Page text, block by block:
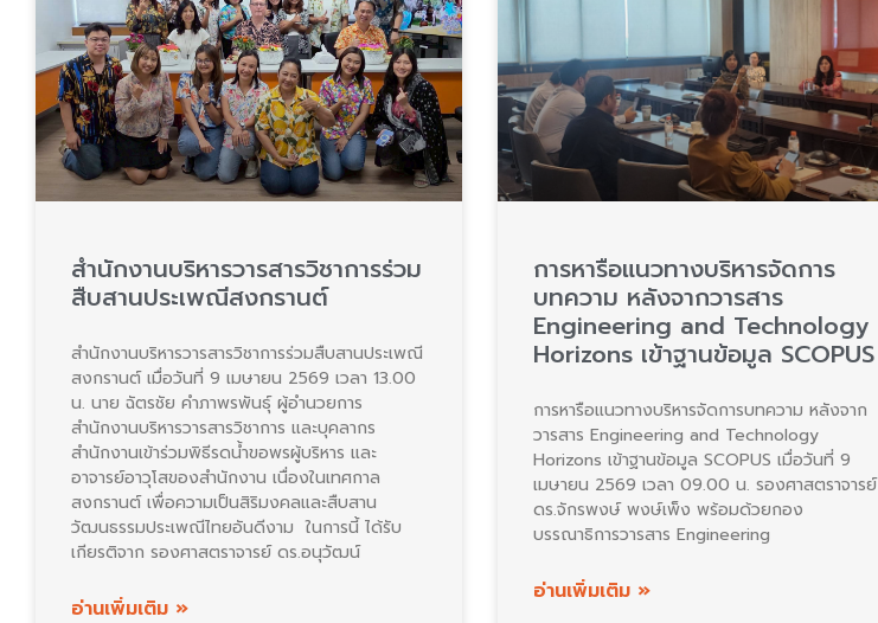
สำนักงานบริหารวารสารวิชาการร่วม
สืบสานประเพณีสงกรานต์
สำนักงานบริหารวารสารวิชาการร่วมสืบสานประเพณี
สงกรานต์ เมื่อวันที่ 9 เมษายน 2569 เวลา 13.00
น. นาย ฉัตรชัย คำภาพรพันธุ์ ผู้อำนวยการ
สำนักงานบริหารวารสารวิชาการ และบุคลากร
สำนักงานเข้าร่วมพิธีรดน้ำขอพรผู้บริหาร และ
อาจารย์อาวุโสของสำนักงาน เนื่องในเทศกาล
สงกรานต์ เพื่อความเป็นสิริมงคลและสืบสาน
วัฒนธรรมประเพณีไทยอันดีงาม ในการนี้ ได้รับ
เกียรติจาก รองศาสตราจารย์ ดร.อนุวัฒน์
อ่านเพิ่มเติม »
การหารือแนวทางบริหารจัดการ
บทความ หลังจากวารสาร
Engineering and Technology
Horizons เข้าฐานข้อมูล SCOPUS
การหารือแนวทางบริหารจัดการบทความ หลังจาก
วารสาร Engineering and Technology
Horizons เข้าฐานข้อมูล SCOPUS เมื่อวันที่ 9
เมษายน 2569 เวลา 09.00 น. รองศาสตราจารย์
ดร.จักรพงษ์ พงษ์เพ็ง พร้อมด้วยกอง
บรรณาธิการวารสาร Engineering
อ่านเพิ่มเติม »